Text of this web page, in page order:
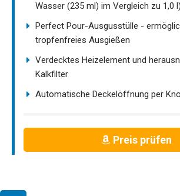
Wasser (235 ml) im Vergleich zu 1,0 l)
Perfect Pour-Ausgusstülle -
tropfenfreies Ausgießen
Verdecktes Heizelement und
Kalkfilter
Automatische Deckelöffnung per
Preis prüfen